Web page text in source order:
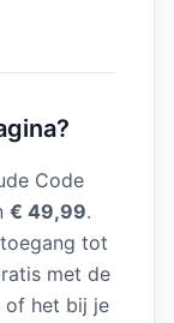
Code
€ 49,99.
tot
met de
of het bij je